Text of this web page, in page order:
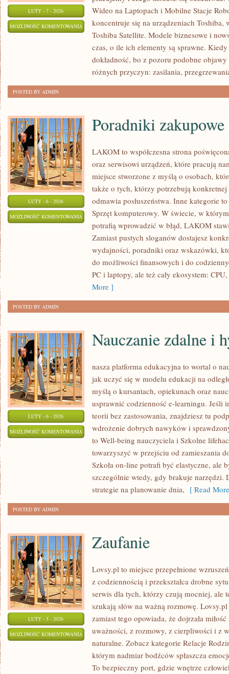
LUTY - 7 - 2026
MOŻLIWOŚĆ KOMENTOWANIA OPROGRAMOWANIE
SYSTEMY
Wideo na Laptopach i Mobilne Stacje
koncentruje się na urządzeniach
Toshiba Satellite. Modele biznesowe i
czas, o ile ich elementy są sprawne.
dokładność, bo z pozoru podobne
różnych przyczyn: zasilania,
POSTED BY ADMIN
LUTY - 6 - 2026
MOŻLIWOŚĆ KOMENTOWANIA PORADNIKI
ZAKUPOWE
Poradniki zakupowe
LAKOM to współczesna strona
oraz serwisowi urządzeń, które pracują
miejsce stworzone z myślą o osobach,
także o tych, którzy potrzebują
odmawia posłuszeństwa. Inne kategorie
Sprzęt komputerowy. W świecie, w
potrafią wprowadzić w błąd, LAKOM
Zamiast pustych sloganów dostajesz
wydajności, poradniki oraz wskazówki,
do możliwości finansowych i do
PC i laptopy, ale też cały ekosystem:
More ]
POSTED BY ADMIN
LUTY - 6 - 2026
MOŻLIWOŚĆ KOMENTOWANIA NAUCZANIE
ZDALNE
HYBRYDOWE
Nauczanie zdalne i
nasza platforma edukacyjna to wortal o
jak uczyć się w modelu edukacji na
myślą o kursantach, opiekunach oraz
usprawnić codzienność e-learningu. Jeśli
teorii bez zastosowania, znajdziesz tu
wdrożenie dobrych nawyków i
to Well-being nauczyciela i Szkolne
towarzyszyć w przejściu od zamieszania
Szkoła on-line potrafi być elastyczne, ale
szczególnie wtedy, gdy brakuje narzędzi.
strategie na planowanie dnia, [ Read
POSTED BY ADMIN
LUTY - 5 - 2026
MOŻLIWOŚĆ KOMENTOWANIA ZAUFANIE
Zaufanie
Lovsy.pl to miejsce przepełnione
z codziennością i przekształca drobne
serwis dla tych, którzy czują mocniej, ale
szukają słów na ważną rozmowę.
zamiast tego opowiada, że dojrzała
uważności, z rozmowy, z cierpliwości i z
naturalne. Zobacz kategorie Relacje
którym nadmiar bodźców spłaszcza
To bezpieczny port, gdzie wnętrze